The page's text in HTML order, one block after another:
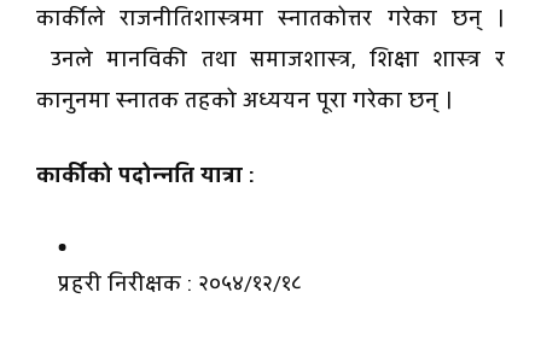
कार्कीले राजनीतिशास्त्रमा स्नातकोत्तर गरेका छन् ।
उनले मानविकी तथा समाजशास्त्र, शिक्षा शास्त्र र
कानुनमा स्नातक तहको अध्ययन पूरा गरेका छन् ।
कार्कीको पदोन्नति यात्रा :
प्रहरी निरीक्षक : २०५४/१२/१८